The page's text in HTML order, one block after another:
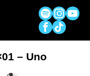
– Uno